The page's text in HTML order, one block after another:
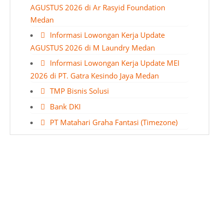
AGUSTUS 2026 di Ar Rasyid Foundation
Medan
Informasi Lowongan Kerja Update
AGUSTUS 2026 di M Laundry Medan
Informasi Lowongan Kerja Update MEI
2026 di PT. Gatra Kesindo Jaya Medan
TMP Bisnis Solusi
Bank DKI
PT Matahari Graha Fantasi (Timezone)